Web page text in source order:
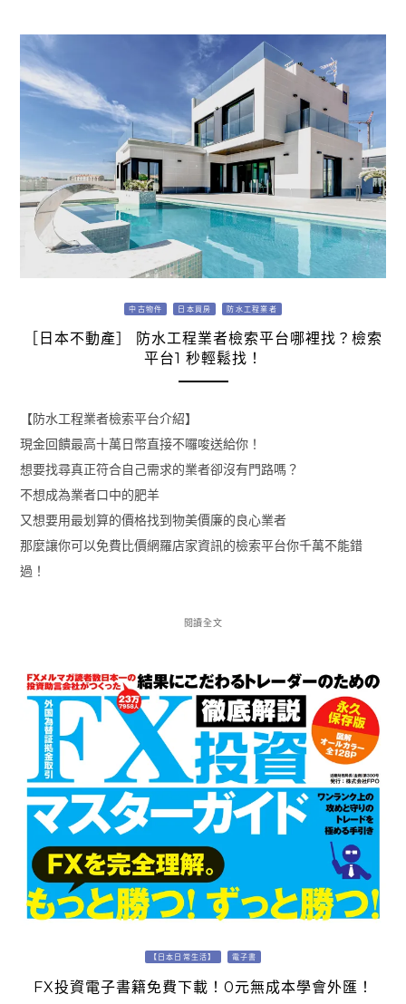
中古物件 日本買房 防水工程業者
［日本不動產］ 防水工程業者檢索平台哪裡找？檢索
平台1 秒輕鬆找！
【防水工程業者檢索平台介紹】
現金回饋最高十萬日幣直接不囉唆送給你！
想要找尋真正符合自己需求的業者卻沒有門路嗎？
不想成為業者口中的肥羊
又想要用最划算的價格找到物美價廉的良心業者
那麼讓你可以免費比價網羅店家資訊的檢索平台你千萬不能錯
過！
閱讀全文
【日本日常生活】 電子書
FX投資電子書籍免費下載！0元無成本學會外匯！